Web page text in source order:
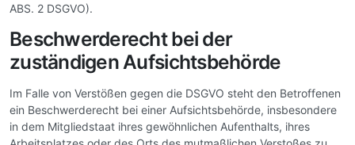
ABS. 2 DSGVO).
Beschwerderecht bei der
zuständigen Aufsichtsbehörde
Im Falle von Verstößen gegen die DSGVO steht den Betroffenen
ein Beschwerderecht bei einer Aufsichtsbehörde, insbesondere
in dem Mitgliedstaat ihres gewöhnlichen Aufenthalts, ihres